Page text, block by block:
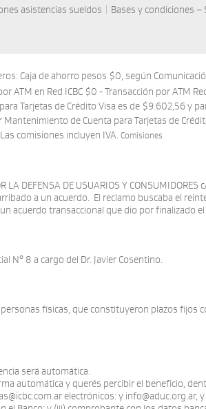
asistencias sueldos
Bases y condiciones –
Caja de ahorro pesos $0, según
en Red ICBC $0 - Transacción por ATM
Tarjetas de Crédito Visa es de $9.602,56 y
de Cuenta para Tarjetas de
comisiones incluyen IVA. Comisiones
DEFENSA DE USUARIOS Y
a un acuerdo. El reclamo buscaba el
acuerdo transaccional que dio por finalizado
N° 8 a cargo del Dr. Javier Cosentino.
físicas, que constituyeron plazos
será automática.
automática y querés percibir el beneficio,
electrónicos: y